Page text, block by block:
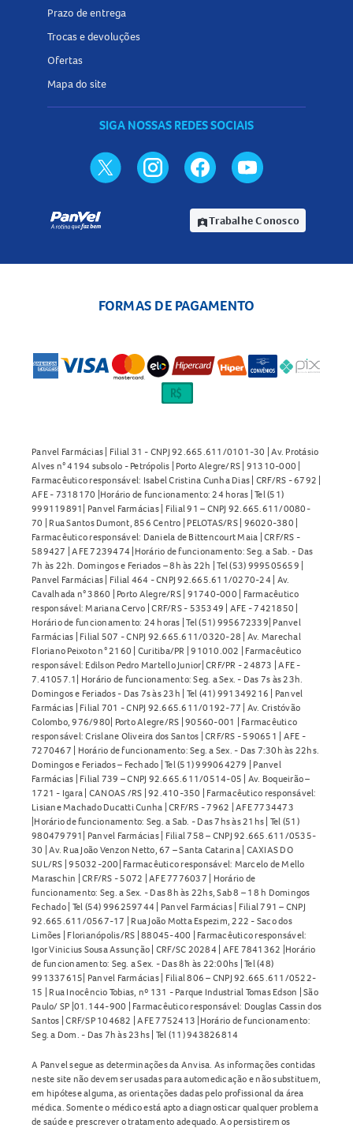
Prazo de entrega
Trocas e devoluções
Ofertas
Mapa do site
SIGA NOSSAS REDES SOCIAIS
assignment_indTrabalhe Conosco
FORMAS DE PAGAMENTO
Panvel Farmácias | Filial 31 - CNPJ 92.665.611/0101-30 | Av. Protásio
Alves n° 4194 subsolo - Petrópolis | Porto Alegre/RS | 91310-000 |
Farmacêutico responsável: Isabel Cristina Cunha Dias | CRF/RS - 6792 |
AFE - 7318170 |Horário de funcionamento: 24 horas | Tel (51)
999119891| Panvel Farmácias | Filial 91 – CNPJ 92.665.611/0080-
70 | Rua Santos Dumont, 856 Centro | PELOTAS/RS | 96020-380 |
Farmacêutico responsável: Daniela de Bittencourt Maia | CRF/RS -
589427 | AFE 7239474 |Horário de funcionamento: Seg. a Sab. - Das
7h às 22h. Domingos e Feriados – 8h às 22h | Tel (53) 999505659 |
Panvel Farmácias | Filial 464 - CNPJ 92.665.611/0270-24 | Av.
Cavalhada n° 3860 | Porto Alegre/RS | 91740-000 | Farmacêutico
responsável: Mariana Cervo | CRF/RS - 535349 | AFE - 7421850 |
Horário de funcionamento: 24 horas | Tel (51) 995672339| Panvel
Farmácias | Filial 507 - CNPJ 92.665.611/0320-28 | Av. Marechal
Floriano Peixoto n° 2160 | Curitiba/PR | 91010.002 | Farmacêutico
responsável: Edilson Pedro Martello Junior| CRF/PR - 24873 | AFE -
7.41057.1| Horário de funcionamento: Seg. a Sex. - Das 7s às 23h.
Domingos e Feriados - Das 7s às 23h | Tel (41) 991349216 | Panvel
Farmácias | Filial 701 - CNPJ 92.665.611/0192-77 | Av. Cristóvão
Colombo, 976/980| Porto Alegre/RS | 90560-001 | Farmacêutico
responsável: Crislane Oliveira dos Santos | CRF/RS - 590651 | AFE -
7270467 | Horário de funcionamento: Seg. a Sex. - Das 7:30h às 22hs.
Domingos e Feriados – Fechado | Tel (51) 999064279 | Panvel
Farmácias | Filial 739 – CNPJ 92.665.611/0514-05 | Av. Boqueirão –
1721 - Igara | CANOAS /RS | 92.410-350 | Farmacêutico responsável:
Lisiane Machado Ducatti Cunha | CRF/RS - 7962 | AFE 7734473
|Horário de funcionamento: Seg. a Sab. - Das 7hs às 21hs | Tel (51)
980479791| Panvel Farmácias | Filial 758 – CNPJ 92.665.611/0535-
30 | Av. Rua João Venzon Netto, 67 – Santa Catarina | CAXIAS DO
SUL/RS | 95032-200| Farmacêutico responsável: Marcelo de Mello
Maraschin | CRF/RS - 5072 | AFE 7776037 | Horário de
funcionamento: Seg. a Sex. - Das 8h às 22hs, Sab 8 – 18 h Domingos
Fechado | Tel (54) 996259744 | Panvel Farmácias | Filial 791 – CNPJ
92.665.611/0567-17 | Rua João Motta Espezim, 222 - Saco dos
Limões | Florianópolis/RS | 88045-400 | Farmacêutico responsável:
Igor Vinicius Sousa Assunção | CRF/SC 20284 | AFE 7841362 |Horário
de funcionamento: Seg. a Sex. - Das 8h às 22:00hs | Tel (48)
991337615| Panvel Farmácias | Filial 806 – CNPJ 92.665.611/0522-
15 | Rua Inocêncio Tobias, nº 131 - Parque Industrial Tomas Edson | São
Paulo/ SP |01.144-900 | Farmacêutico responsável: Douglas Cassin dos
Santos | CRF/SP 104682 | AFE 7752413 |Horário de funcionamento:
Seg. a Dom. - Das 7h às 23hs | Tel (11) 943826814
A Panvel segue as determinações da Anvisa. As informações contidas
neste site não devem ser usadas para automedicação e não substituem,
em hipótese alguma, as orientações dadas pelo profissional da área
médica. Somente o médico está apto a diagnosticar qualquer problema
de saúde e prescrever o tratamento adequado. Ao persistirem os